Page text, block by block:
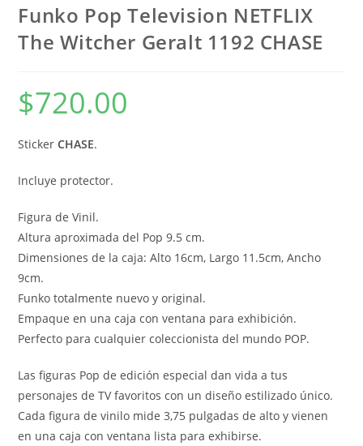
Funko Pop Television NETFLIX
The Witcher Geralt 1192 CHASE
$720.00
StickerCHASE.
Incluye protector.
Figura de Vinil.
Altura aproximada del Pop 9.5 cm.
Dimensiones de la caja: Alto 16cm, Largo 11.5cm, Ancho
9cm.
Funko totalmente nuevo y original.
Empaque en una caja con ventana para exhibición.
Perfecto para cualquier coleccionista del mundo POP.
Las figuras Pop de edición especial dan vida a tus
personajes de TV favoritos con un diseño estilizado único.
Cada figura de vinilo mide 3,75 pulgadas de alto y vienen
en una caja con ventana lista para exhibirse.